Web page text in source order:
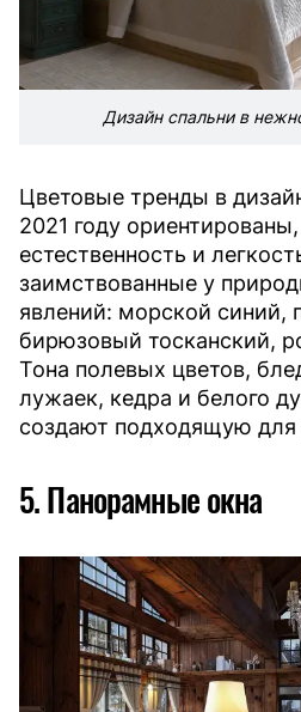
Дизайн спальни в
Цветовые тренды в
2021 году
естественность и
заимствованные у
явлений: морской синий,
бирюзовый тосканский,
Тона полевых цветов,
лужаек, кедра и белого
создают подходящую для
5. Панорамные окна